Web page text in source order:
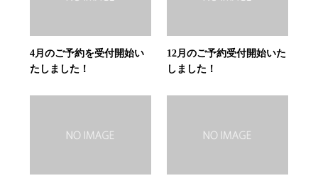
4月のご予約を受付開始い
たしました！
12月のご予約受付開始いた
しました！